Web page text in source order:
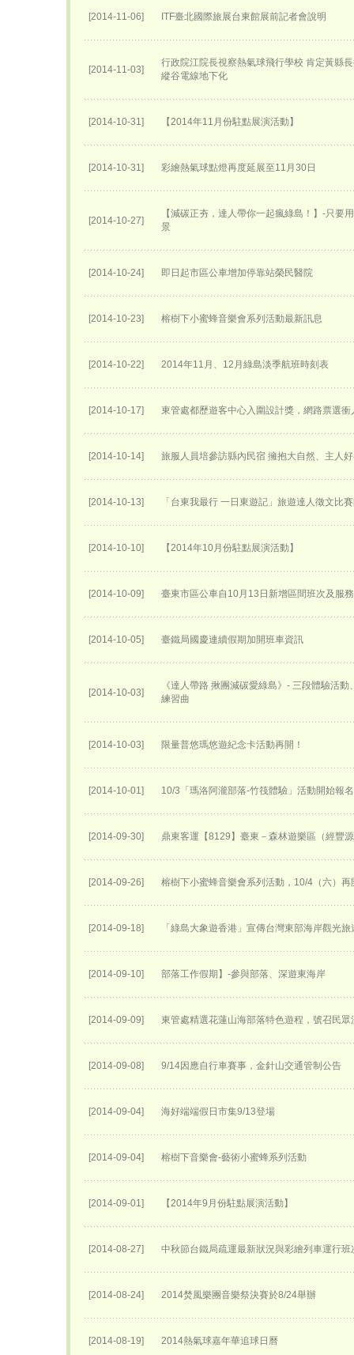
[2014-11-06] ITF臺北國際旅展台東館展前記者會說明
[2014-11-03]
行政院江院長視察熱氣球飛行學校 肯定黃縣
縱谷電線地下化
[2014-10-31] 【2014年11月份駐點展演活動】
[2014-10-31] 彩繪熱氣球點燈再度延展至11月30日
[2014-10-27]
【減碳正夯，達人帶你一起瘋綠島！】-只要
景
[2014-10-24] 即日起市區公車增加停靠站榮民醫院
[2014-10-23] 榕樹下小蜜蜂音樂會系列活動最新訊息
[2014-10-22] 2014年11月、12月綠島淡季航班時刻表
[2014-10-17] 東管處都歷遊客中心入圍設計獎，網路票選衝
[2014-10-14] 旅服人員培參訪縣內民宿 擁抱大自然、主人
[2014-10-13] 「台東我最行 一日東遊記」旅遊達人徵文比
[2014-10-10] 【2014年10月份駐點展演活動】
[2014-10-09] 臺東市區公車自10月13日新增區間班次及服
[2014-10-05] 臺鐵局國慶連續假期加開班車資訊
[2014-10-03]
《達人帶路 揪團減碳愛綠島》- 三段體驗活
練習曲
[2014-10-03] 限量普悠瑪悠遊紀念卡活動再開！
[2014-10-01] 10/3「瑪洛阿瀧部落-竹筏體驗」活動開始報
[2014-09-30] 鼎東客運【8129】臺東－森林遊樂區（經豐
[2014-09-26] 榕樹下小蜜蜂音樂會系列活動，10/4（六）再
[2014-09-18] 「綠島大象遊香港」宣傳台灣東部海岸觀光
[2014-09-10] 部落工作假期】-參與部落、深遊東海岸
[2014-09-09] 東管處精選花蓮山海部落特色遊程，號召民
[2014-09-08] 9/14因應自行車賽事，金針山交通管制公告
[2014-09-04] 海好端端假日市集9/13登場
[2014-09-04] 榕樹下音樂會-藝術小蜜蜂系列活動
[2014-09-01] 【2014年9月份駐點展演活動】
[2014-08-27] 中秋節台鐵局疏運最新狀況與彩繪列車運行班
[2014-08-24] 2014焚風樂團音樂祭決賽於8/24舉辦
[2014-08-19] 2014熱氣球嘉年華追球日曆